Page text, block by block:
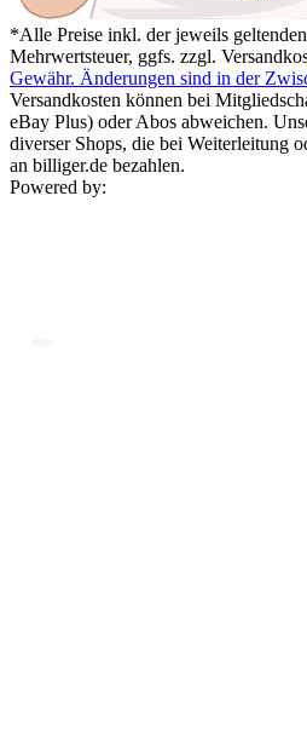
*Alle Preise inkl. der jeweils
Mehrwertsteuer, ggfs. zzgl.
Gewähr. Änderungen sind in der
Versandkosten können bei
eBay Plus) oder Abos abweichen.
diverser Shops, die bei Weiterleitung
an billiger.de bezahlen.
Powered by: